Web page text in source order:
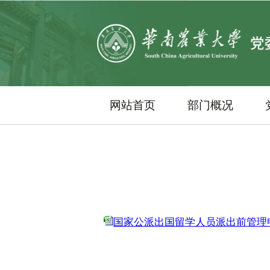
网站首页 部门概况
国家公派出国留学人员派出前管